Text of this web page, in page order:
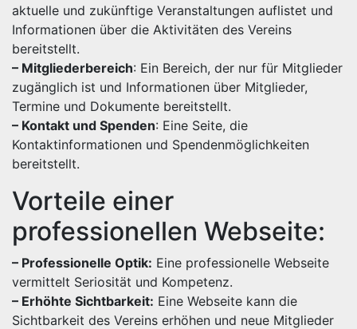
aktuelle und zukünftige Veranstaltungen auflistet und
Informationen über die Aktivitäten des Vereins
bereitstellt.
– Mitgliederbereich: Ein Bereich, der nur für Mitglieder
zugänglich ist und Informationen über Mitglieder,
Termine und Dokumente bereitstellt.
– Kontakt und Spenden: Eine Seite, die
Kontaktinformationen und Spendenmöglichkeiten
bereitstellt.
Vorteile einer
professionellen Webseite:
– Professionelle Optik: Eine professionelle Webseite
vermittelt Seriosität und Kompetenz.
– Erhöhte Sichtbarkeit: Eine Webseite kann die
Sichtbarkeit des Vereins erhöhen und neue Mitglieder